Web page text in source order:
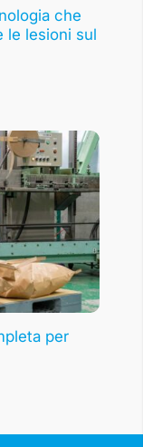
che
le lesioni sul
per